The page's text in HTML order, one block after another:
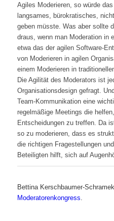
Agiles Moderieren, so würde
langsames, bürokratisches,
geben müsste. Was aber sollte
draus, wenn man Moderation in
etwa das der agilen Software-
von Moderieren in agilen
einem Moderieren in
Die Agilität des Moderators ist
Organisationsdesign gefragt.
Team-Kommunikation eine
regelmäßige Meetings die
Entscheidungen zu treffen. Da
so zu moderieren, dass es
die richtigen Fragestellungen
Beteiligten hilft, sich auf
Bettina Kerschbaumer-
Moderatorenkongress